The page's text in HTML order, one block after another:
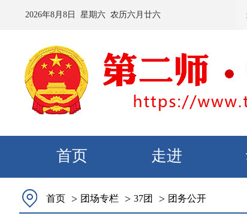
2026年8月 8 日 星期六 农历六月廿六
首页 走进
首页 > 团场专栏 > 37团 > 团务公开